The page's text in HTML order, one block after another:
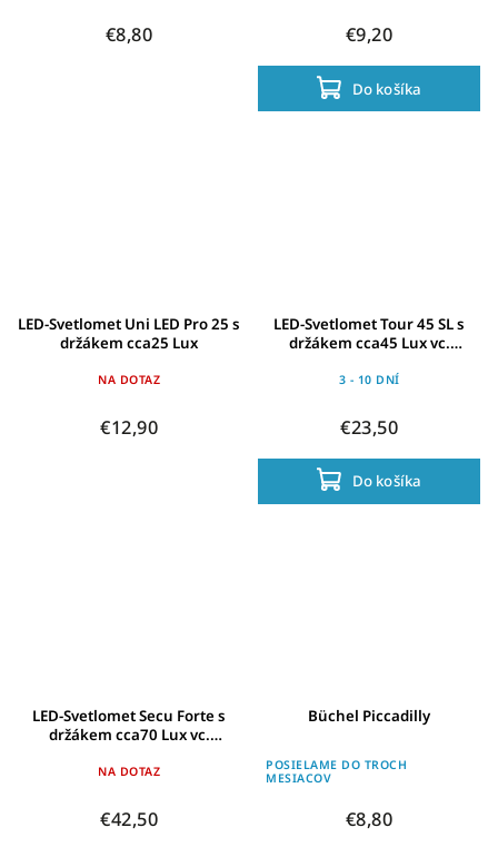
€8,80 €9,20
Do košíka
LED-Svetlomet Uni LED Pro 25 s
držákem cca25 Lux
NA DOTAZ
€12,90
LED-Svetlomet Tour 45 SL s
držákem cca45 Lux vc.
3 - 10 DNÍ
€23,50
Do košíka
LED-Svetlomet Secu Forte s
držákem cca70 Lux vc.
NA DOTAZ
€42,50
Büchel Piccadilly
POSIELAME DO TROCH
MESIACOV
€8,80